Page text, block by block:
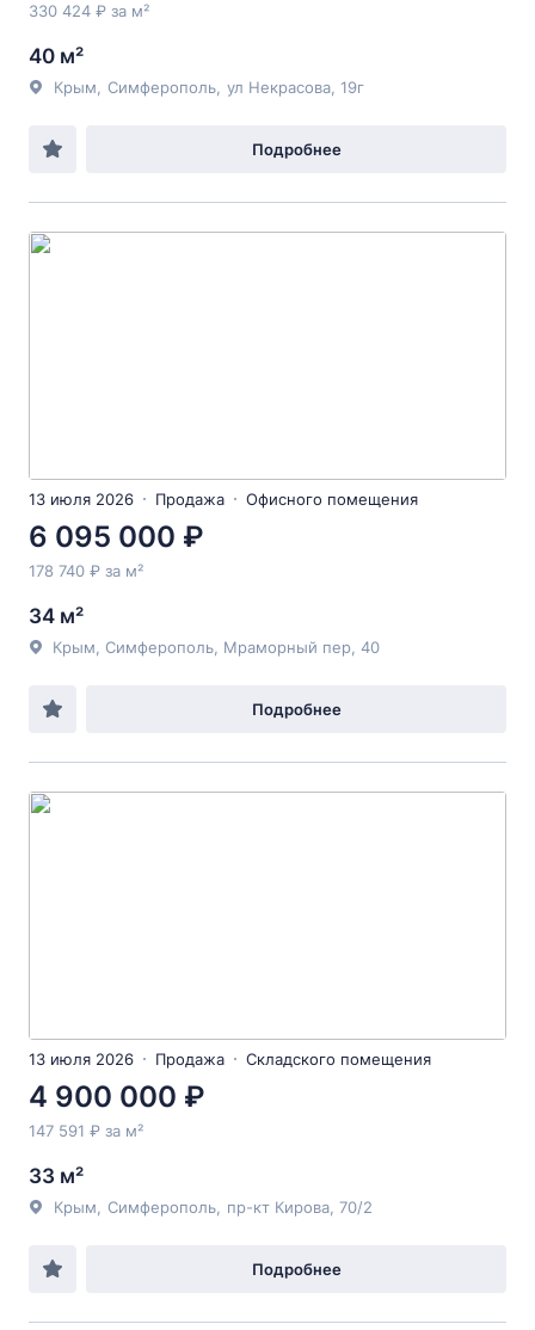
330 424 ₽ за м²
40 м²
Крым Симферополь ул Некрасова , 19г
Подробнее
13 июля 2026 Продажа Офисного помещения
6 095 000 ₽
178 740 ₽ за м²
34 м²
Крым, Симферополь, Мраморный пер, 40
Подробнее
13 июля 2026 Продажа Складского помещения
4 900 000 ₽
147 591 ₽ за м²
33 м²
Крым Симферополь пр-кт Кирова , 70/2
Подробнее